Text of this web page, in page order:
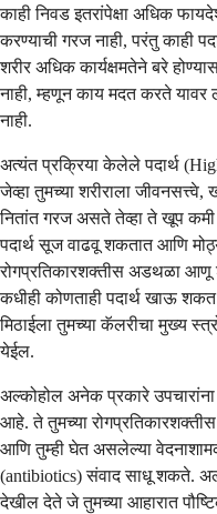
काही निवड इतरांपेक्षा अधिक
करण्याची गरज नाही, परंतु काही
शरीर अधिक कार्यक्षमतेने बरे
नाही, म्हणून काय मदत करते यावर
नाही.
अत्यंत प्रक्रिया केलेले पदार्थ
जेव्हा तुमच्या शरीराला
नितांत गरज असते तेव्हा ते खूप
पदार्थ सूज वाढवू शकतात आणि
रोगप्रतिकारशक्तीस अडथळा आणू
कधीही कोणताही पदार्थ खाऊ
मिठाईला तुमच्या कॅलरीचा मुख्य
येईल.
अल्कोहोल अनेक प्रकारे
आहे. ते तुमच्या
आणि तुम्ही घेत असलेल्या
(antibiotics) संवाद साधू शकते.
देखील देते जे तुमच्या आहारात